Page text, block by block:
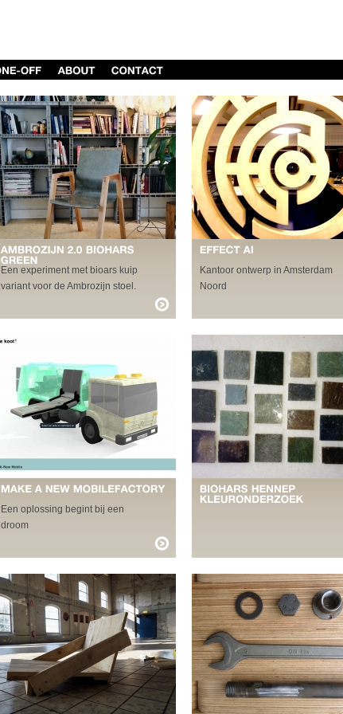
Een experiment met bioars kuip
variant voor de Ambrozijn stoel.
Kantoor ontwerp in Amsterdam
Noord
Een oplossing begint bij een
droom